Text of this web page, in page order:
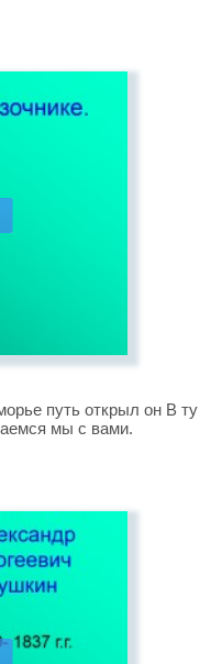
путь открыл он В ту
мы с вами.